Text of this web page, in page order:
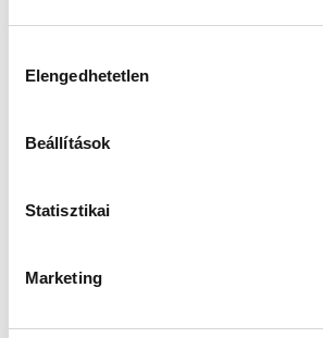
Elengedhetetlen
Beállítások
Statisztikai
Marketing
közélet
programajánló